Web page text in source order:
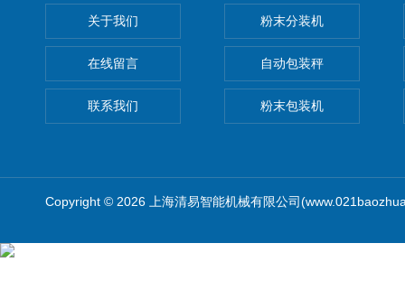
关于我们
在线留言
联系我们
粉末分装机
自动包装秤
粉末包装机
Copyright © 2026 上海清易智能机械有限公司